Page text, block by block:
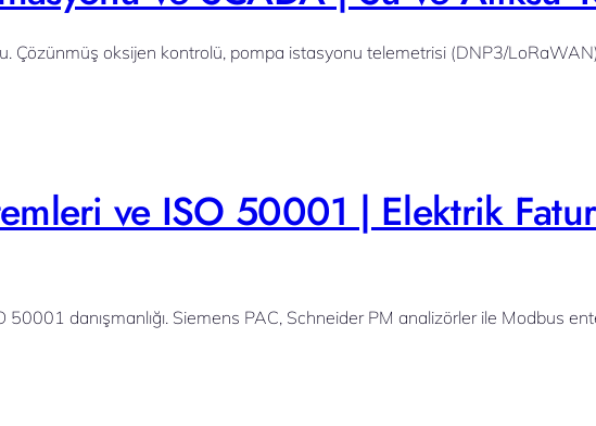
Çözünmüş oksijen kontrolü, pompa istasyonu telemetrisi (DNP3/
ve ISO 50001 | Elektrik
50001 danışmanlığı. Siemens PAC, Schneider PM analizörler ile Modbus